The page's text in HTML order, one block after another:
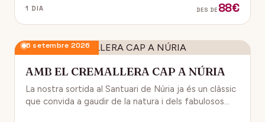
1 DIA DES DE 88€
6 setembre 2026
AMB EL CREMALLERA CAP A NÚRIA
La nostra sortida al Santuari de Núria ja és un clàssic
que convida a gaudir de la natura i dels fabulosos